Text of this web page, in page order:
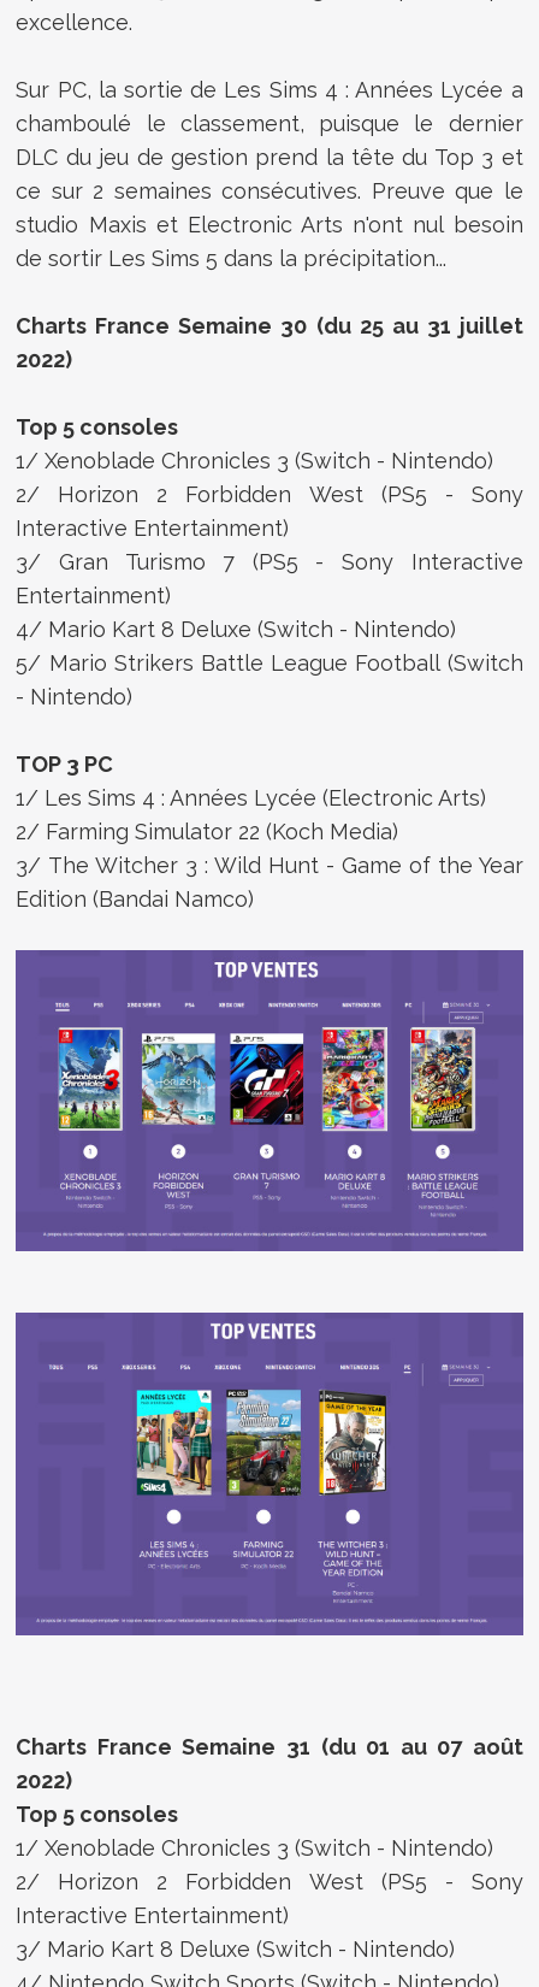
excellence.
Sur PC, la sortie de Les Sims 4 : Années Lycée a
chamboulé le classement, puisque le dernier
DLC du jeu de gestion prend la tête du Top 3 et
ce sur 2 semaines consécutives. Preuve que le
studio Maxis et Electronic Arts n'ont nul besoin
de sortir Les Sims 5 dans la précipitation...
Charts France Semaine 30 (du 25 au 31 juillet
2022)
Top 5 consoles
1/ Xenoblade Chronicles 3 (Switch - Nintendo)
2/ Horizon 2 Forbidden West (PS5 - Sony
Interactive Entertainment)
3/ Gran Turismo 7 (PS5 - Sony Interactive
Entertainment)
4/ Mario Kart 8 Deluxe (Switch - Nintendo)
5/ Mario Strikers Battle League Football (Switch
- Nintendo)
TOP 3 PC
1/ Les Sims 4 : Années Lycée (Electronic Arts)
2/ Farming Simulator 22 (Koch Media)
3/ The Witcher 3 : Wild Hunt - Game of the Year
Edition (Bandai Namco)
Charts France Semaine 31 (du 01 au 07 août
2022)
Top 5 consoles
1/ Xenoblade Chronicles 3 (Switch - Nintendo)
2/ Horizon 2 Forbidden West (PS5 - Sony
Interactive Entertainment)
3/ Mario Kart 8 Deluxe (Switch - Nintendo)